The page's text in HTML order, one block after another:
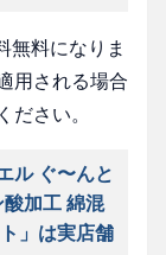
無料になりま
用される場合
さい。
ル ぐ〜んと
加工 綿混
」は実店舗